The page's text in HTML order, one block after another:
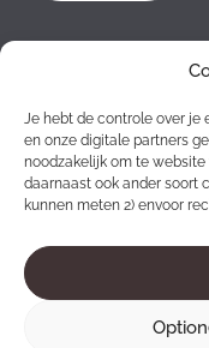
Je hebt de controle over je
en onze digitale partners
noodzakelijk om te
daarnaast ook ander soort
kunnen meten 2) envoor
2012 - 2026 ©